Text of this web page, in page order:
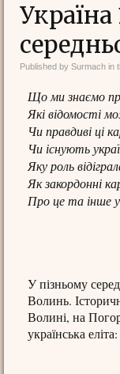
Published by Surmach in
Що ми знаємо
Які відомості
Чи правдиві ці
Чи існують
Яку роль
Як закордонні
Про це та інше
У пізньому
Волинь.
Волині, на
українська